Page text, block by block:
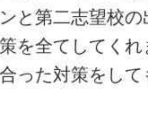
と第二志望校の
を全てしてくれ
った対策をし